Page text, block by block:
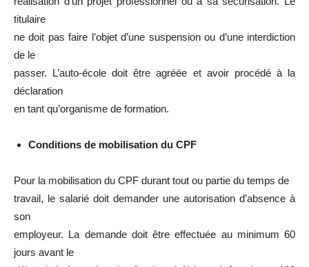
titulaire
ne doit pas faire l’objet d’une suspension ou d’une interdiction
de le
passer. L’auto-école doit être agréée et avoir procédé à la
déclaration
en tant qu’organisme de formation.
Conditions de mobilisation du CPF
Pour la mobilisation du CPF durant tout ou partie du temps de
travail, le salarié doit demander une autorisation d’absence à
son
employeur. La demande doit être effectuée au minimum 60
jours avant le